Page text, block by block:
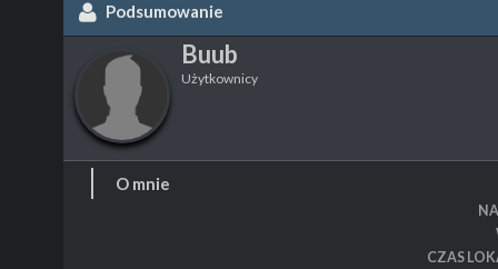
Podsumowanie
Buub
Użytkownicy
O mnie
CZAS